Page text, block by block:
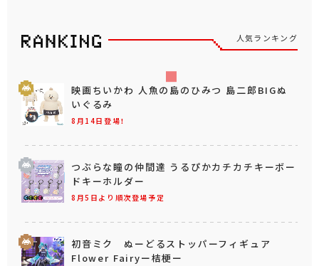
人気ランキング
8月14日登場！
映画ちいかわ 人魚の島のひみつ 島二郎BIGぬ
いぐるみ
8月5日より順次登場予定
つぶらな瞳の仲間達 うるぴかカチカチキーボー
ドキーホルダー
初音ミク ぬーどるストッパーフィギュア
Flower Fairyー桔梗ー